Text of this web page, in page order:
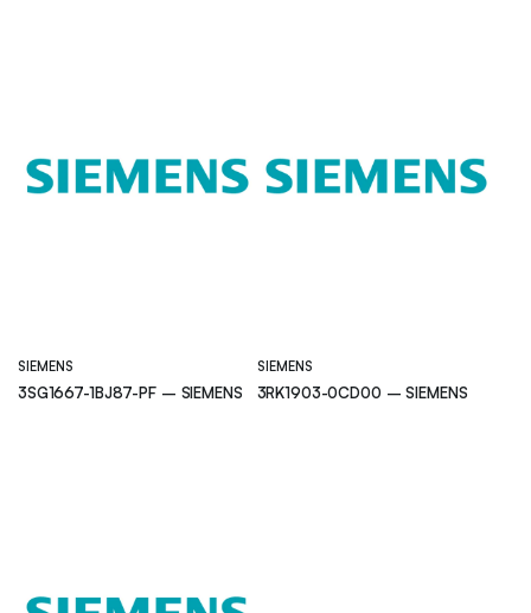
SIEMENS
3SG1667-1BJ87-PF – SIEMENS
SIEMENS
3RK1903-0CD00 – SIEMENS